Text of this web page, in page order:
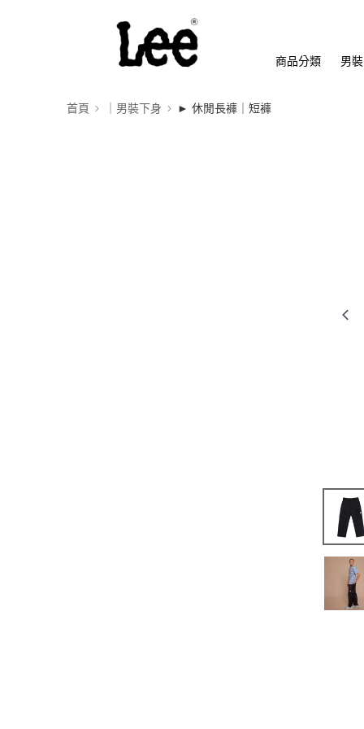
商品分類 男裝
首頁 ｜男裝下身 ► 休閒長褲｜短褲